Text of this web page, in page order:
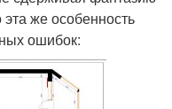
же особенность
ошибок: